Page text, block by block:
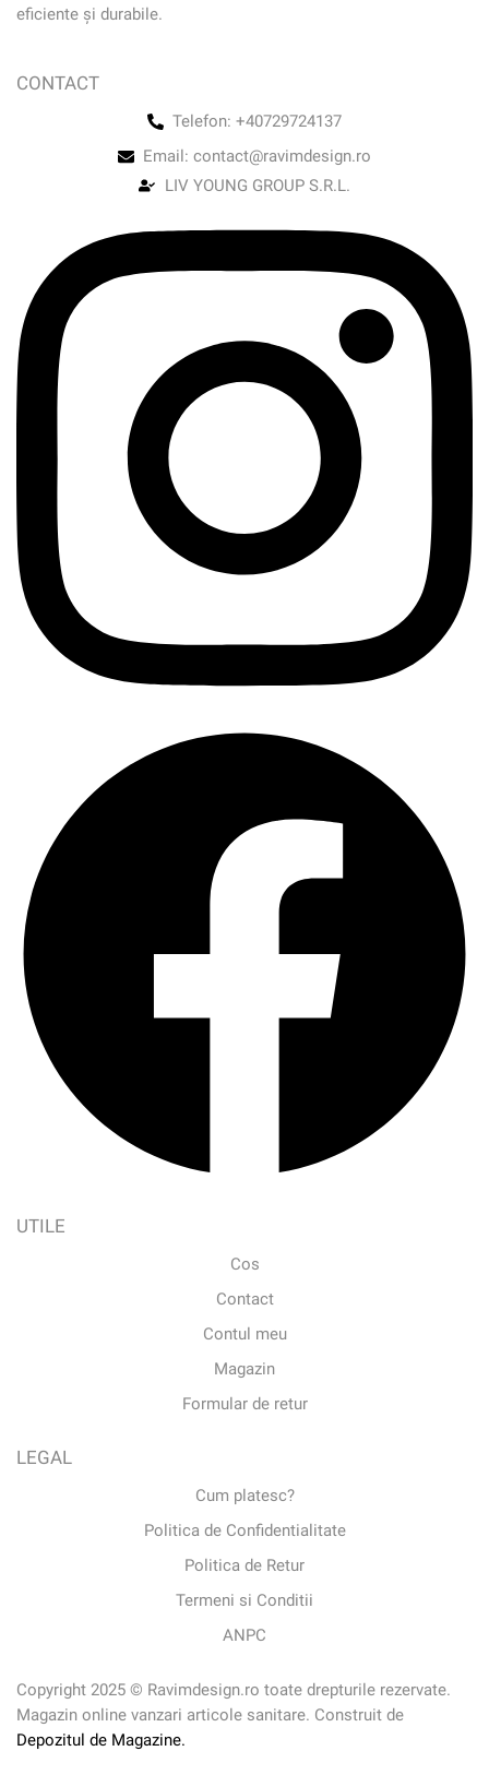
eficiente și durabile.
CONTACT
Telefon: +40729724137
Email: contact@ravimdesign.ro
LIV YOUNG GROUP S.R.L.
UTILE
Cos
Contact
Contul meu
Magazin
Formular de retur
LEGAL
Cum platesc?
Politica de Confidentialitate
Politica de Retur
Termeni si Conditii
ANPC
Copyright 2025 © Ravimdesign.ro toate drepturile rezervate.
Magazin online vanzari articole sanitare. Construit de
Depozitul de Magazine.